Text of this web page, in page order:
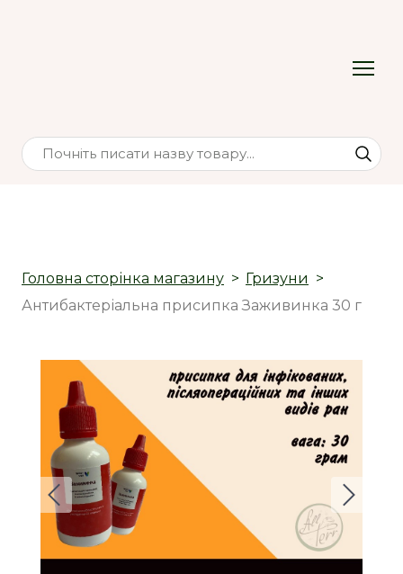
Головна сторінка магазину
Гризуни
Антибактеріальна присипка Заживинка 30 г